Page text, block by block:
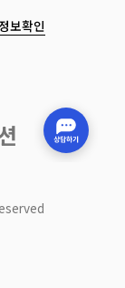
보확인